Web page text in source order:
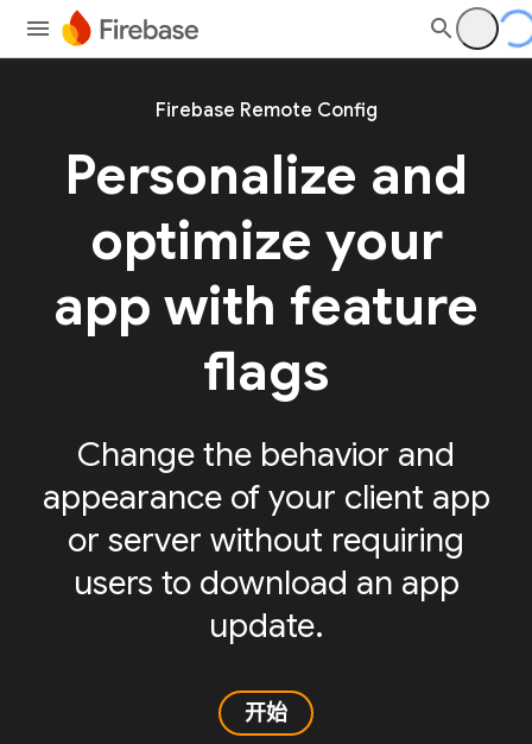
Firebase Remote Config
Personalize and
optimize your
app with feature
flags
Change the behavior and
appearance of your client app
or server without requiring
users to download an app
update.
开始